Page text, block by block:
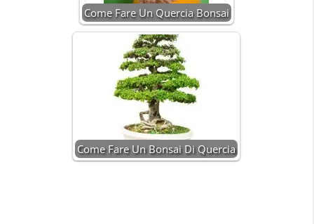
Come Fare Un Quercia Bonsai
Come Fare Un Bonsai Di Quercia